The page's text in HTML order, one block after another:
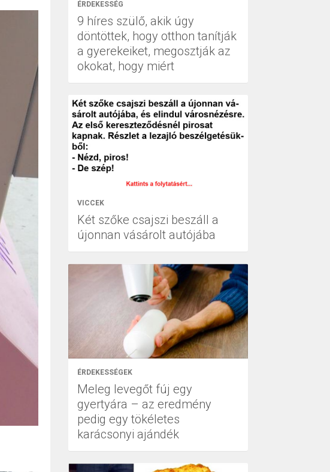
ÉRDEKESSÉG
9 híres szülő, akik úgy
döntöttek, hogy otthon tanítják
a gyerekeiket, megosztják az
okokat, hogy miért
VICCEK
Két szőke csajszi beszáll a
újonnan vásárolt autójába
ÉRDEKESSÉGEK
Meleg levegőt fúj egy
gyertyára – az eredmény
pedig egy tökéletes
karácsonyi ajándék